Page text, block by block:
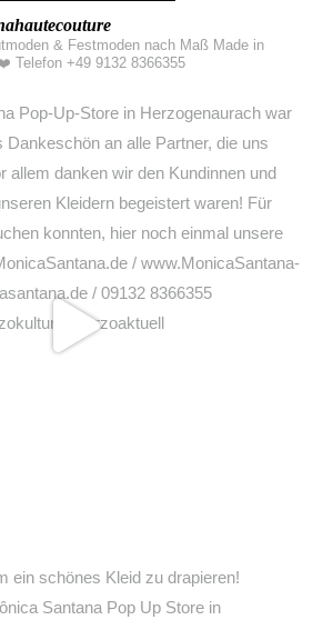
& Festmoden nach Maß Made in
Telefon +49 9132 8366355